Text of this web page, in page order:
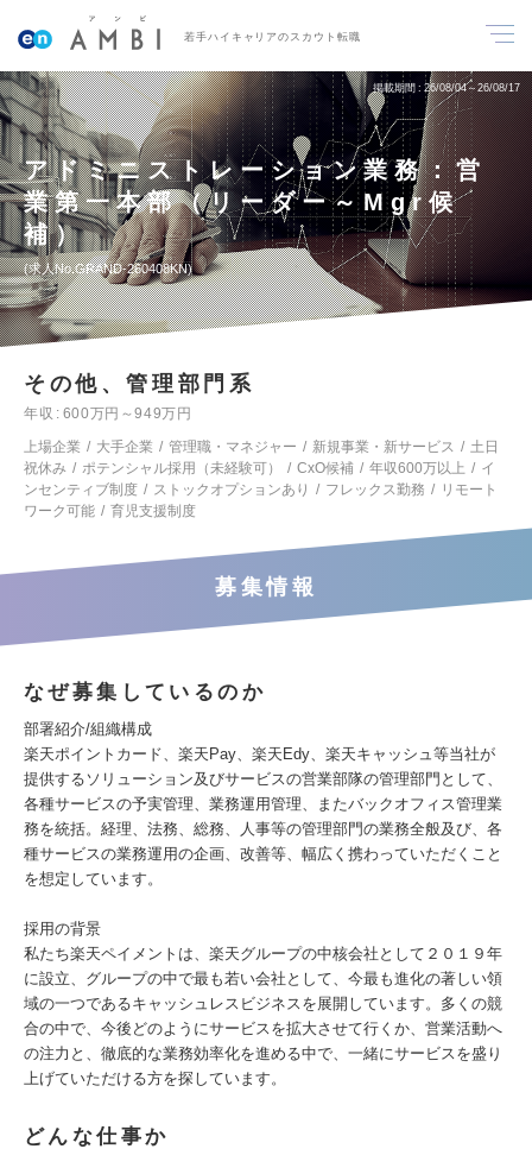
若手ハイキャリアのスカウト転職
掲載期間 26/08/04～26/08/17
アドミニストレーション業務：営
業第一本部（リーダー～Mgr候
補）
求人No.GRAND-260408KN
その他、管理部門系
年収
600万円～949万円
上場企業
大手企業 管理職・マネジャー 新規事業・新サービス
土日
祝休み
ポテンシャル採用（未経験可） CxO候補 年収600万以上
イ
ンセンティブ制度
ストックオプションあり フレックス勤務
リモート
ワーク可能
育児支援制度
募集情報
なぜ募集しているのか
部署紹介/組織構成
楽天ポイントカード、楽天Pay、楽天Edy、楽天キャッシュ等当社が
提供するソリューション及びサービスの営業部隊の管理部門として、
各種サービスの予実管理、業務運用管理、またバックオフィス管理業
務を統括。経理、法務、総務、人事等の管理部門の業務全般及び、各
種サービスの業務運用の企画、改善等、幅広く携わっていただくこと
を想定しています。
採用の背景
私たち楽天ペイメントは、楽天グループの中核会社として２０１９年
に設立、グループの中で最も若い会社として、今最も進化の著しい領
域の一つであるキャッシュレスビジネスを展開しています。多くの競
合の中で、今後どのようにサービスを拡大させて行くか、営業活動へ
の注力と、徹底的な業務効率化を進める中で、一緒にサービスを盛り
上げていただける方を探しています。
どんな仕事か